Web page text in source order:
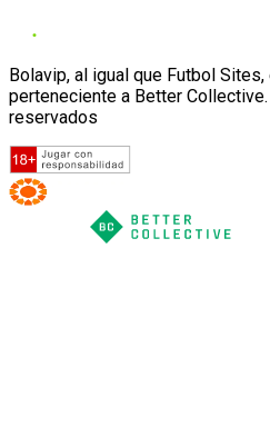
Bolavip, al igual que Futbol
perteneciente a Better
reservados